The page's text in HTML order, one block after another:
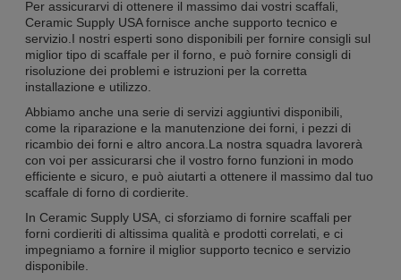
Per assicurarvi di ottenere il massimo dai vostri scaffali,
Ceramic Supply USA fornisce anche supporto tecnico e
servizio.I nostri esperti sono disponibili per fornire consigli sul
miglior tipo di scaffale per il forno, e può fornire consigli di
risoluzione dei problemi e istruzioni per la corretta
installazione e utilizzo.
Abbiamo anche una serie di servizi aggiuntivi disponibili,
come la riparazione e la manutenzione dei forni, i pezzi di
ricambio dei forni e altro ancora.La nostra squadra lavorerà
con voi per assicurarsi che il vostro forno funzioni in modo
efficiente e sicuro, e può aiutarti a ottenere il massimo dal tuo
scaffale di forno di cordierite.
In Ceramic Supply USA, ci sforziamo di fornire scaffali per
forni cordieriti di altissima qualità e prodotti correlati, e ci
impegniamo a fornire il miglior supporto tecnico e servizio
disponibile.